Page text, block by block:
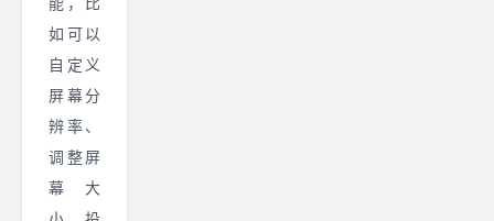
如可以
自定义
屏幕分
辨率、
调整屏
幕大